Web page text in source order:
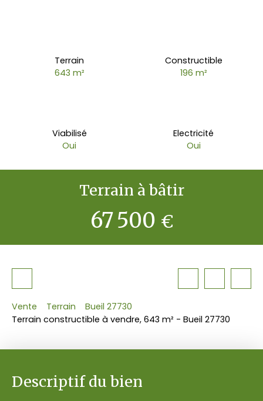
Terrain
643 m²
Constructible
196 m²
Viabilisé
Oui
Electricité
Oui
Terrain à bâtir
67 500 €
Vente Terrain
Bueil 27730
Terrain constructible à vendre, 643 m² - Bueil 27730
Descriptif du bien